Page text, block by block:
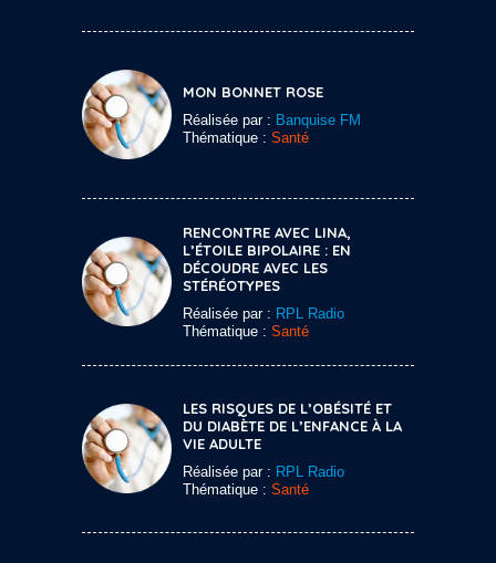
MON BONNET ROSE
Réalisée par : Banquise FM
Thématique : Santé
RENCONTRE AVEC LINA,
L’ÉTOILE BIPOLAIRE : EN
DÉCOUDRE AVEC LES
STÉRÉOTYPES
Réalisée par : RPL Radio
Thématique : Santé
LES RISQUES DE L’OBÉSITÉ ET
DU DIABÈTE DE L’ENFANCE À LA
VIE ADULTE
Réalisée par : RPL Radio
Thématique : Santé